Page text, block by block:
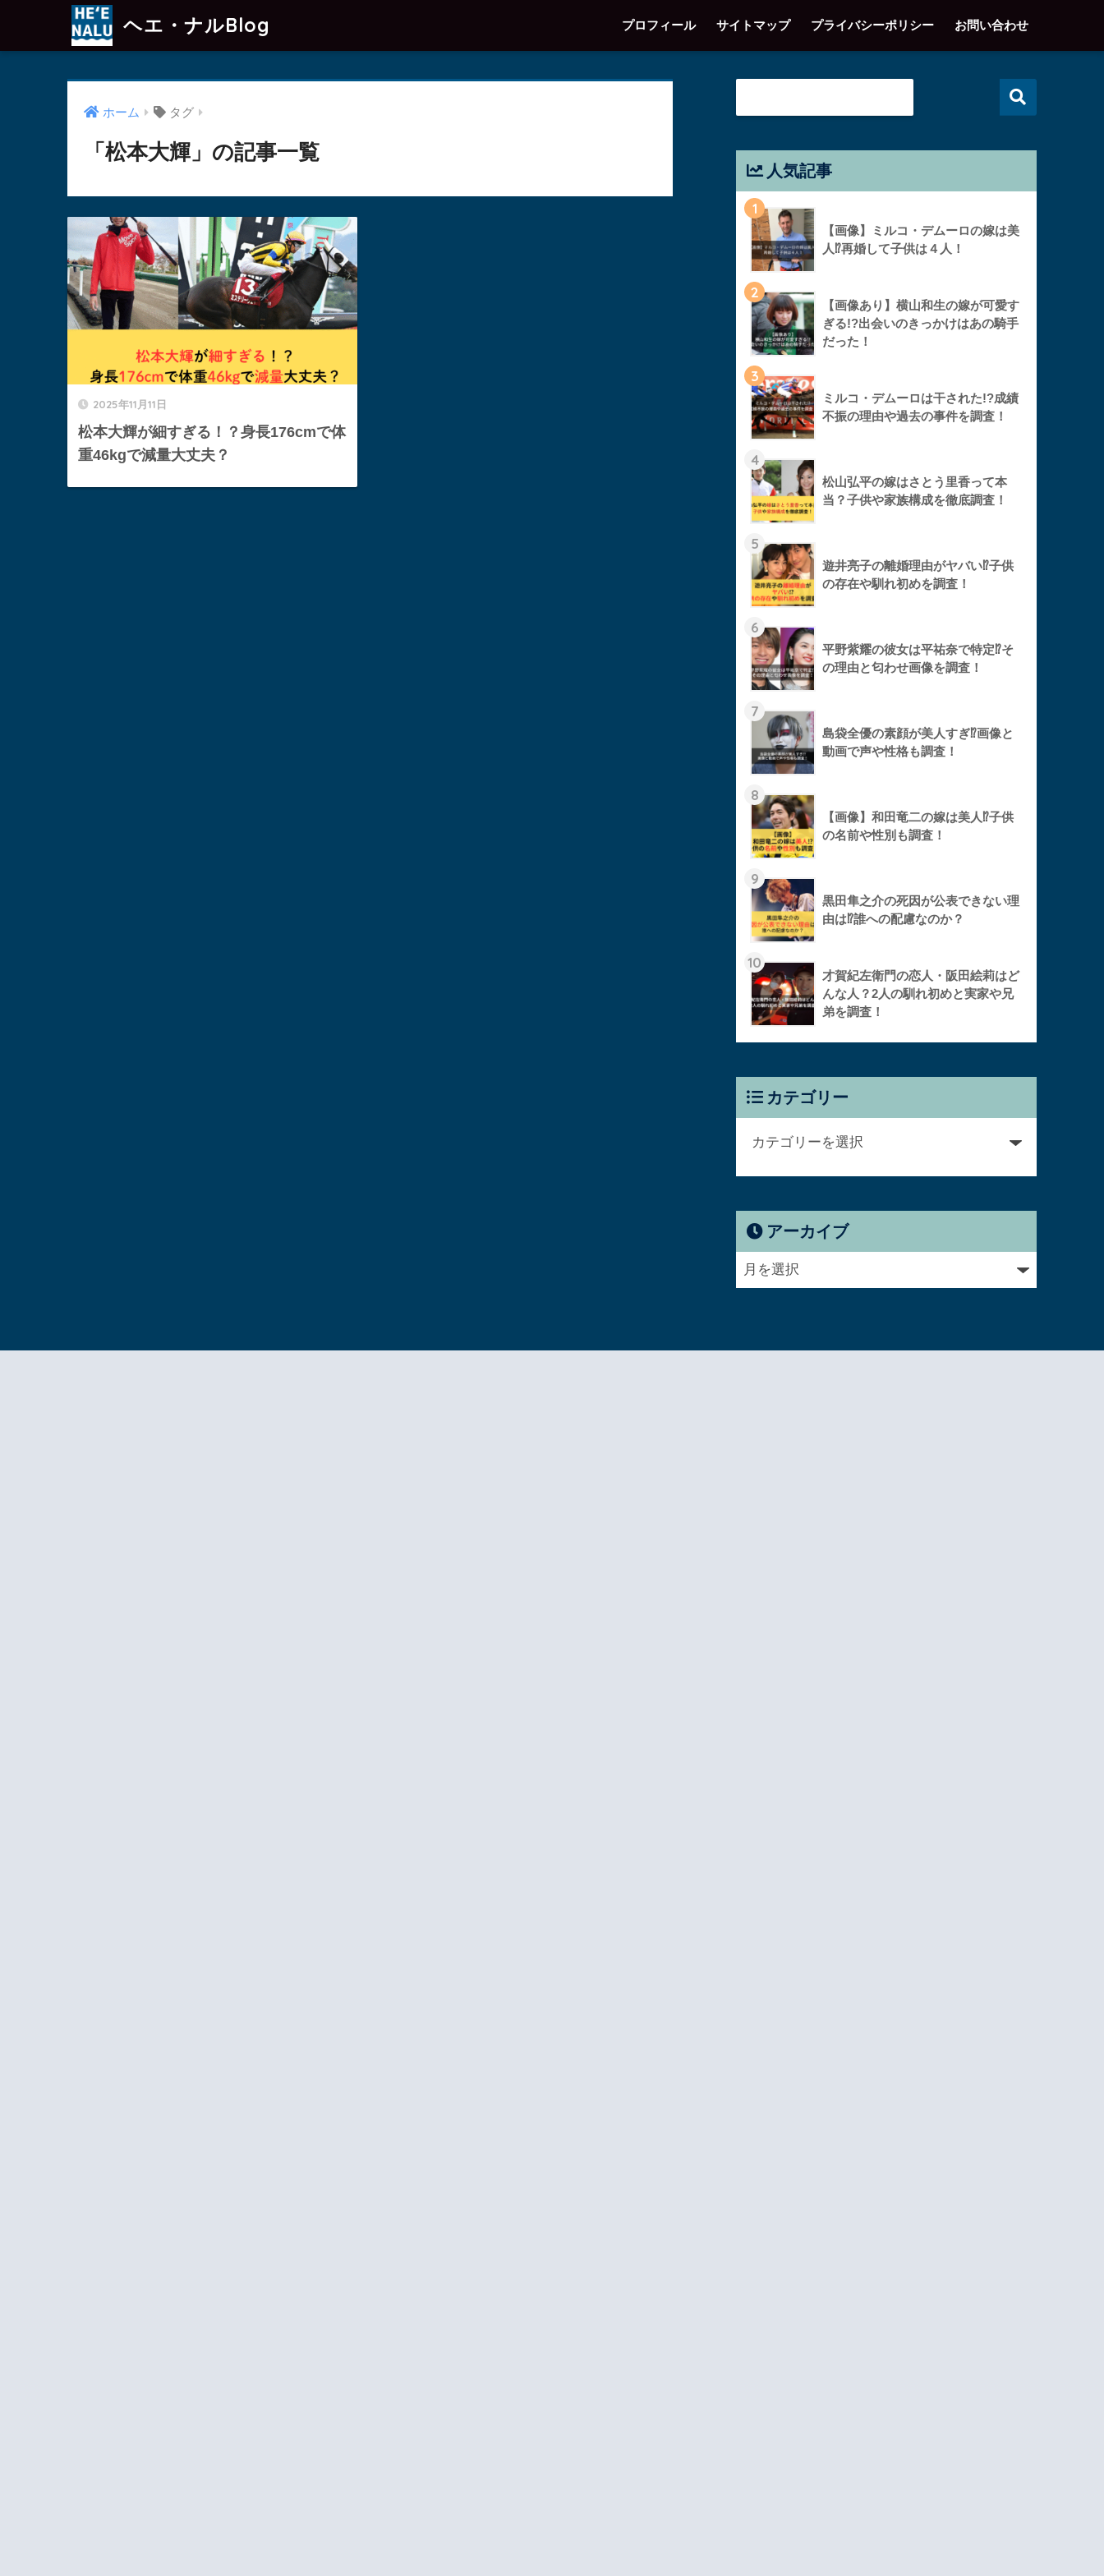
ヘエ・ナルBlog プロフィール サイトマップ プライバシーポリシー お問い合わせ
ホーム タグ
「松本大輝」の記事一覧
2025年11月11日
松本大輝が細すぎる！？身長176cmで体
重46kgで減量大丈夫？
人気記事
1
【画像】ミルコ・デムーロの嫁は美
人⁉︎再婚して子供は４人！
2
【画像あり】横山和生の嫁が可愛す
ぎる!?出会いのきっかけはあの騎手
だった！
3
ミルコ・デムーロは干された!?成績
不振の理由や過去の事件を調査！
4
松山弘平の嫁はさとう里香って本
当？子供や家族構成を徹底調査！
5
遊井亮子の離婚理由がヤバい⁉︎子供
の存在や馴れ初めを調査！
6
平野紫耀の彼女は平祐奈で特定⁉︎そ
の理由と匂わせ画像を調査！
7
島袋全優の素顔が美人すぎ⁉︎画像と
動画で声や性格も調査！
8
【画像】和田竜二の嫁は美人⁉︎子供
の名前や性別も調査！
9
黒田隼之介の死因が公表できない理
由は⁉︎誰への配慮なのか？
10
才賀紀左衛門の恋人・阪田絵莉はど
んな人？2人の馴れ初めと実家や兄
弟を調査！
カテゴリー
アーカイブ